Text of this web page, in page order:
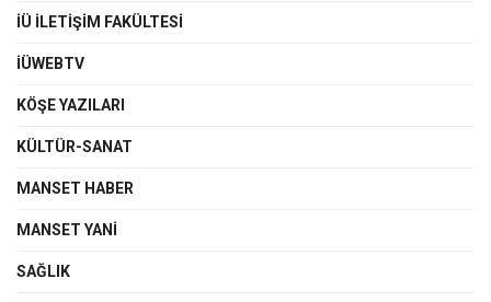
İÜ İLETIŞIM FAKÜLTESI
İÜWEBTV
KÖŞE YAZILARI
KÜLTÜR-SANAT
MANSET HABER
MANSET YANI
SAĞLIK